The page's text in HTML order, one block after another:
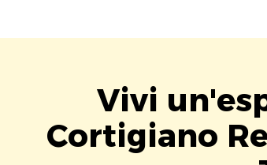
Vivi
Cortigiano